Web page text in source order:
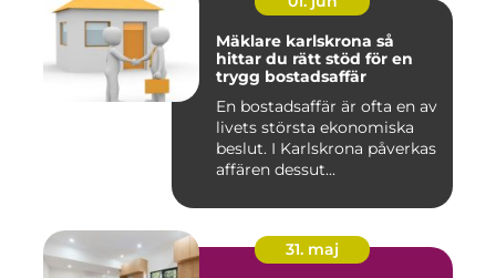
Mäklare karlskrona så
hittar du rätt stöd för en
trygg bostadsaffär
En bostadsaffär är ofta en av
livets största ekonomiska
beslut. I Karlskrona påverkas
affären dessut...
31. maj